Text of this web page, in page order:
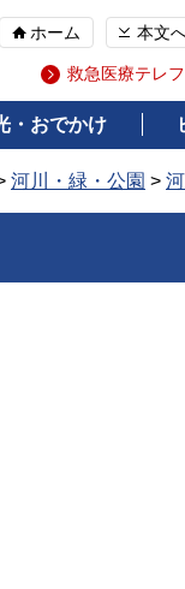
ホーム 本文
救急医療テレ
・おでかけ
河川・緑・公園 > 河